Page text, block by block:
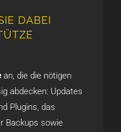
DABEI
an, die die nötigen
abdecken: Updates
Plugins, das
Backups sowie